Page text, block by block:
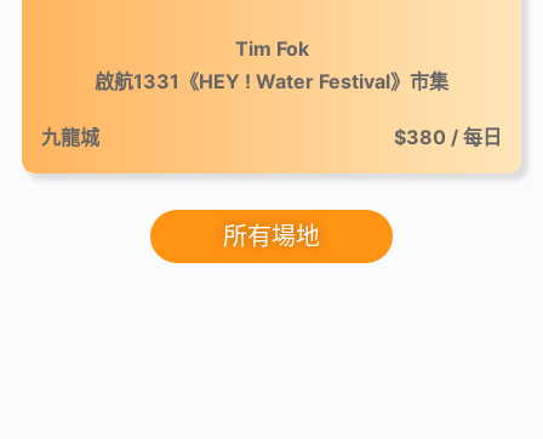
Tim Fok
啟航1331《HEY ! Water Festival》市集
九龍城 $380 / 每日
所有場地